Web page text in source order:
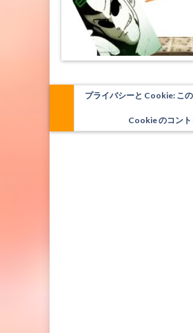
プライバシーと Cookie: こ
Cookie のコント